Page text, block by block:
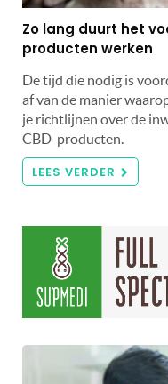
Zo lang duurt het
producten werken
De tijd die nodig is
af van de manier
je richtlijnen over de
CBD-producten.
LEES VERDER